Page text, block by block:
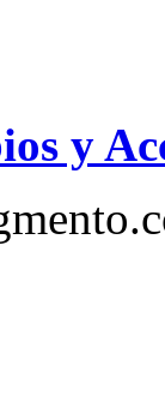
y